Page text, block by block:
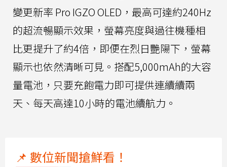
變更新率 Pro IGZO OLED，最高可達約240Hz
的超流暢顯示效果，螢幕亮度與過往機種相
比更提升了約4倍，即便在烈日艷陽下，螢幕
顯示也依然清晰可見。搭配5,000mAh的大容
量電池，只要充飽電力即可提供連續續兩
天、每天高達10小時的電池續航力。
📌 數位新聞搶鮮看！